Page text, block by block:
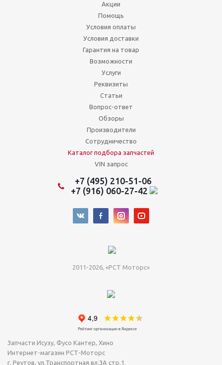
Акции
Помощь
Условия оплаты
Условия доставки
Гарантия на товар
Возможности
Услуги
Реквизиты
Статьи
Вопрос-ответ
Обзоры
Производители
Сотрудничество
Каталог подбора запчастей
VIN запрос
+7 (495) 210-51-06
+7 (916) 060-27-42
2011-2026, «РСТ Моторс»
Запчасти Исузу, Фусо Кантер, Хино
Интернет-магазин РСТ-Моторс
г. Реутов, ул.Транспортная вл.3А стр.1